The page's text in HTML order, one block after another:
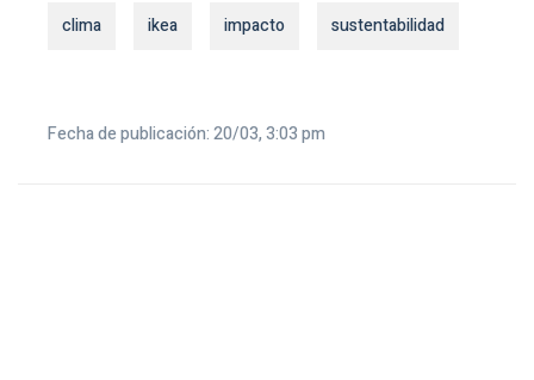
clima ikea impacto sustentabilidad
Fecha de publicación: 20/03, 3:03 pm